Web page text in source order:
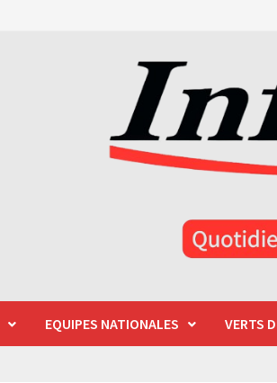
EQUIPES NATIONALES VERTS